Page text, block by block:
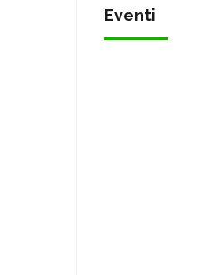
Eventi